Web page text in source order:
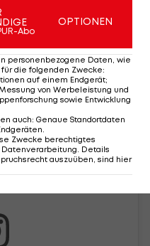
Abo
OPTIONEN
personenbezogene Daten, wie
die folgenden Zwecke:
auf einem Endgerät;
von Werbeleistung und
sowie Entwicklung
auch: Genaue Standortdaten
Zwecke berechtigtes
Details
auszuüben, sind hier